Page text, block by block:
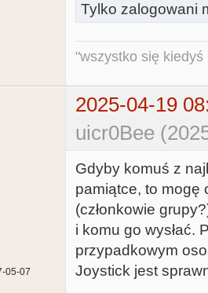
Tylko zalogowani
"wszystko się kiedyś
2025-04-19
uicr0Bee
05-07
Gdyby komuś z
pamiątce, to mogę
(członkowie
i komu go wysłać.
przypadkowym
Joystick jest